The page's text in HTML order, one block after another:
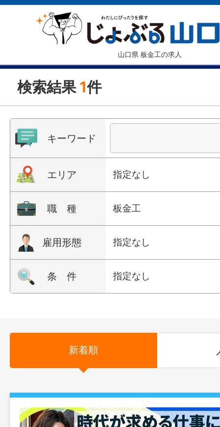
山口県 板金工の求人
検索結果 1件
キーワード
エリア 指定なし
職 種 板金工
雇用形態 指定なし
条 件 指定なし
新着順